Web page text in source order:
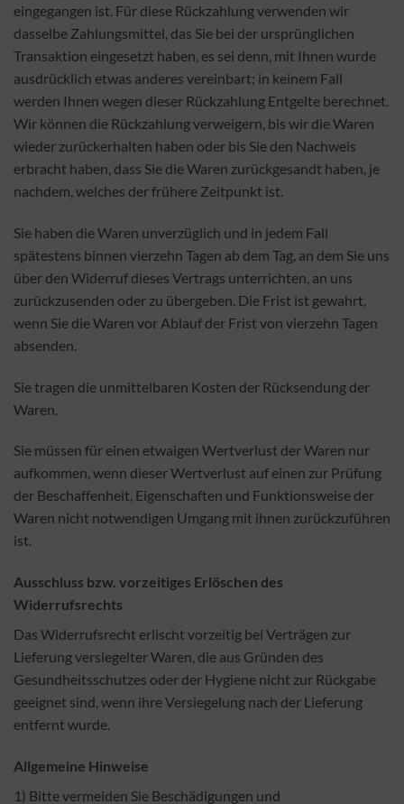
eingegangen ist. Für diese Rückzahlung verwenden wir
dasselbe Zahlungsmittel, das Sie bei der ursprünglichen
Transaktion eingesetzt haben, es sei denn, mit Ihnen wurde
ausdrücklich etwas anderes vereinbart; in keinem Fall
werden Ihnen wegen dieser Rückzahlung Entgelte berechnet.
Wir können die Rückzahlung verweigern, bis wir die Waren
wieder zurückerhalten haben oder bis Sie den Nachweis
erbracht haben, dass Sie die Waren zurückgesandt haben, je
nachdem, welches der frühere Zeitpunkt ist.
Sie haben die Waren unverzüglich und in jedem Fall
spätestens binnen vierzehn Tagen ab dem Tag, an dem Sie uns
über den Widerruf dieses Vertrags unterrichten, an uns
zurückzusenden oder zu übergeben. Die Frist ist gewahrt,
wenn Sie die Waren vor Ablauf der Frist von vierzehn Tagen
absenden.
Sie tragen die unmittelbaren Kosten der Rücksendung der
Waren.
Sie müssen für einen etwaigen Wertverlust der Waren nur
aufkommen, wenn dieser Wertverlust auf einen zur Prüfung
der Beschaffenheit, Eigenschaften und Funktionsweise der
Waren nicht notwendigen Umgang mit ihnen zurückzuführen
ist.
Ausschluss bzw. vorzeitiges Erlöschen des
Widerrufsrechts
Das Widerrufsrecht erlischt vorzeitig bei Verträgen zur
Lieferung versiegelter Waren, die aus Gründen des
Gesundheitsschutzes oder der Hygiene nicht zur Rückgabe
geeignet sind, wenn ihre Versiegelung nach der Lieferung
entfernt wurde.
Allgemeine Hinweise
1) Bitte vermeiden Sie Beschädigungen und